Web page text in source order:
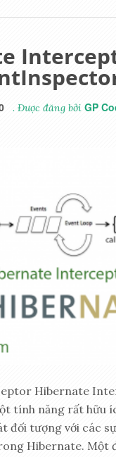
. Được đăng bởiGP
Hibernate
tính năng rất hữu
đối tượng với các
Hibernate. Một